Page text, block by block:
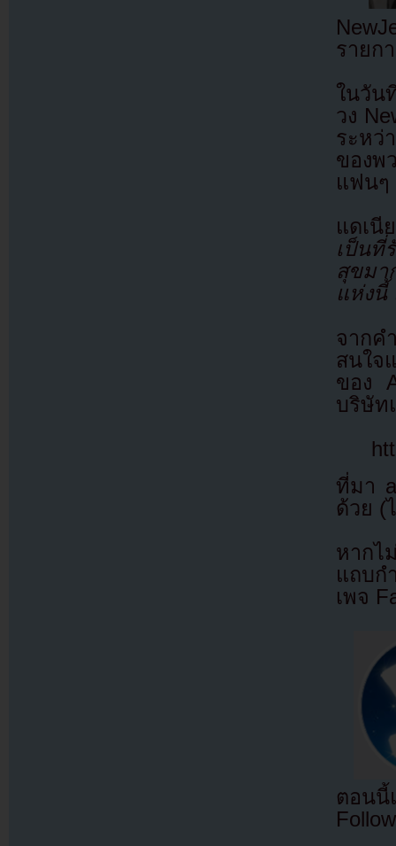
รายก
ในวัน
วง
ระหว่
ของพ
แฟนๆ
แดเนี
เป็นที่
สุขมา
แห่งนี้
จากค
สนใจ
ของ
บริษัท
ที่มา
ด้วย (
หากไ
แถบก
เพจ
ตอนนี้